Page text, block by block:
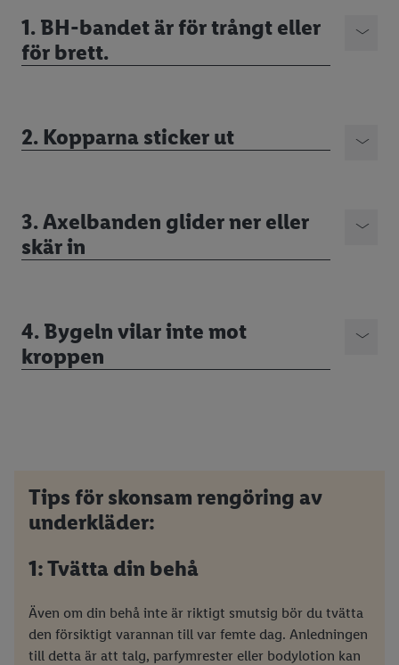
1. BH-bandet är för trångt eller
för brett.
2. Kopparna sticker ut
3. Axelbanden glider ner eller
skär in
4. Bygeln vilar inte mot
kroppen
Tips för skonsam rengöring av
underkläder:
1: Tvätta din behå
Även om din behå inte är riktigt smutsig bör du tvätta
den försiktigt varannan till var femte dag. Anledningen
till detta är att talg, parfymrester eller bodylotion kan